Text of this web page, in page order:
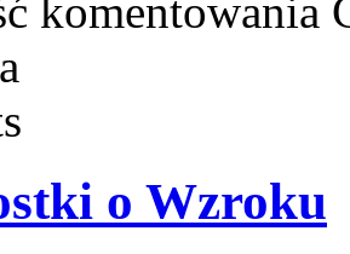
komentowania
o Wzroku